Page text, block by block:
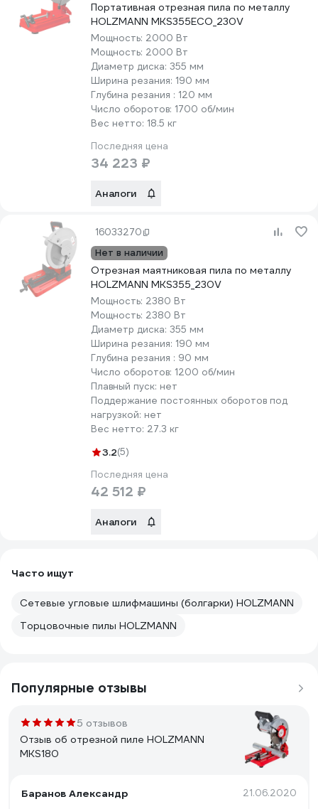
Портативная отрезная пила по металлу
HOLZMANN MKS355ECO_230V
Мощность: 2000 Вт
Мощность: 2000 Вт
Диаметр диска: 355 мм
Ширина резания: 190 мм
Глубина резания : 120 мм
Число оборотов: 1700 об/мин
Вес нетто: 18.5 кг
Последняя цена
34 223 ₽
Аналоги
16033270
Нет в наличии
Отрезная маятниковая пила по металлу
HOLZMANN MKS355_230V
Мощность: 2380 Вт
Мощность: 2380 Вт
Диаметр диска: 355 мм
Ширина резания: 190 мм
Глубина резания : 90 мм
Число оборотов: 1200 об/мин
Плавный пуск: нет
Поддержание постоянных оборотов под
нагрузкой: нет
Вес нетто: 27.3 кг
3.2(5)
Последняя цена
42 512 ₽
Аналоги
Часто ищут
Сетевые угловые шлифмашины (болгарки) HOLZMANN
Торцовочные пилы HOLZMANN
Популярные отзывы
5 отзывов
Отзыв об отрезной пиле HOLZMANN
MKS180
Баранов Александр 21.06.2020